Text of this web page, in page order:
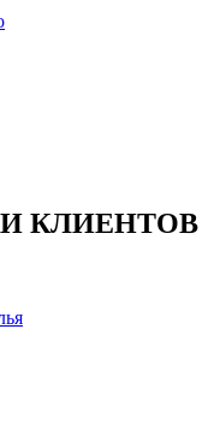
КЛИЕНТОВ